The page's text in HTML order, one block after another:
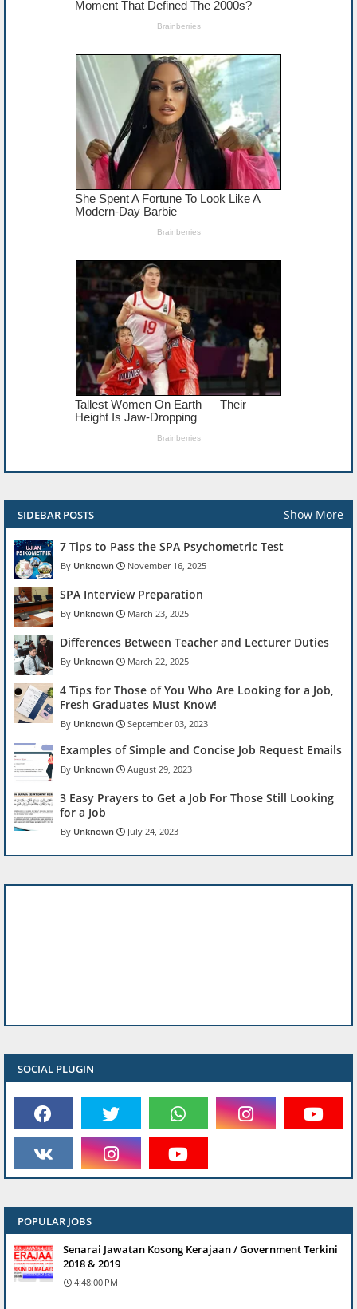
SIDEBAR POSTS Show More
7 Tips to Pass the SPA Psychometric Test
Unknown November 16, 2025
SPA Interview Preparation
Unknown March 23, 2025
Differences Between Teacher and Lecturer Duties
Unknown March 22, 2025
4 Tips for Those of You Who Are Looking for a Job,
Fresh Graduates Must Know!
Unknown September 03, 2023
Examples of Simple and Concise Job Request Emails
Unknown August 29, 2023
3 Easy Prayers to Get a Job For Those Still Looking
for a Job
Unknown July 24, 2023
SOCIAL PLUGIN
POPULAR JOBS
Senarai Jawatan Kosong Kerajaan / Government Terkini
2018 & 2019
4:48:00 PM